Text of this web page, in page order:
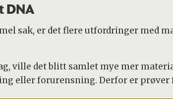
DNA
sak, er det flere utfordringer med
ville det blitt samlet mye mer
eller forurensning. Derfor er prøver